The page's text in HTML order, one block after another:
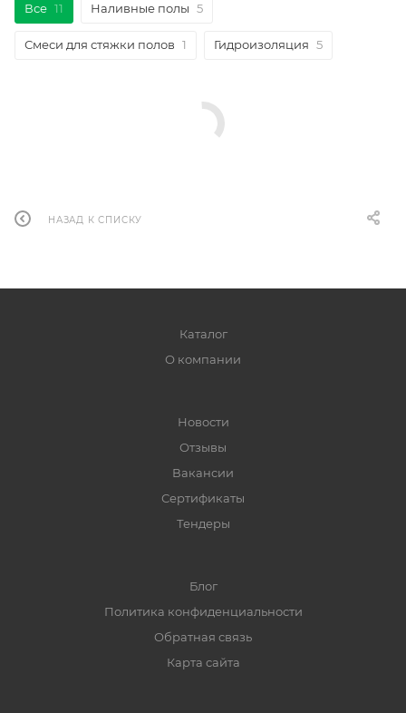
Все 11 Наливные полы 5
Смеси для стяжки полов 1 Гидроизоляция 5
НАЗАД К СПИСКУ
Каталог
О компании
Новости
Отзывы
Вакансии
Сертификаты
Тендеры
Блог
Политика конфиденциальности
Обратная связь
Карта сайта